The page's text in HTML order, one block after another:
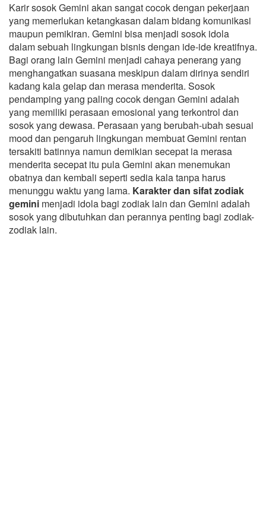
Karir sosok Gemini akan sangat cocok dengan pekerjaan
yang memerlukan ketangkasan dalam bidang komunikasi
maupun pemikiran. Gemini bisa menjadi sosok idola
dalam sebuah lingkungan bisnis dengan ide-ide kreatifnya.
Bagi orang lain Gemini menjadi cahaya penerang yang
menghangatkan suasana meskipun dalam dirinya sendiri
kadang kala gelap dan merasa menderita. Sosok
pendamping yang paling cocok dengan Gemini adalah
yang memiliki perasaan emosional yang terkontrol dan
sosok yang dewasa. Perasaan yang berubah-ubah sesuai
mood dan pengaruh lingkungan membuat Gemini rentan
tersakiti batinnya namun demikian secepat ia merasa
menderita secepat itu pula Gemini akan menemukan
obatnya dan kembali seperti sedia kala tanpa harus
menunggu waktu yang lama. Karakter dan sifat zodiak
gemini menjadi idola bagi zodiak lain dan Gemini adalah
sosok yang dibutuhkan dan perannya penting bagi zodiak-
zodiak lain.